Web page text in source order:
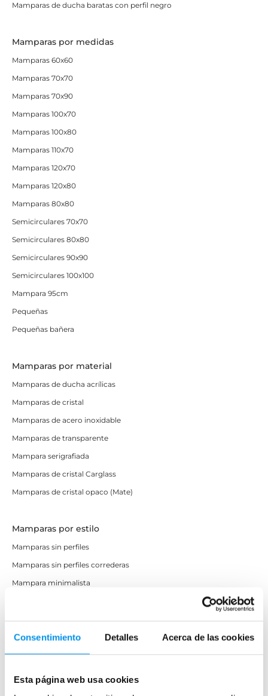
Consentimiento Detalles Acerca de las cookies
Esta página web usa cookies
Mamparas de ducha baratas con perfil negro
Mamparas por medidas
Mamparas 60x60
Mamparas 70x70
Mamparas 70x90
Mamparas 100x70
Mamparas 100x80
Mamparas 110x70
Mamparas 120x70
Mamparas 120x80
Mamparas 80x80
Semicirculares 70x70
Semicirculares 80x80
Semicirculares 90x90
Semicirculares 100x100
Mampara 95cm
Pequeñas
Pequeñas bañera
Mamparas por material
Mamparas de ducha acrílicas
Mamparas de cristal
Mamparas de acero inoxidable
Mamparas de transparente
Mampara serigrafiada
Mamparas de cristal Carglass
Mamparas de cristal opaco (Mate)
Mamparas por estilo
Mamparas sin perfiles
Mamparas sin perfiles correderas
Mampara minimalista
Mamparas diseño modernas
Mamparas de lujo
Mamparas P.M.R.